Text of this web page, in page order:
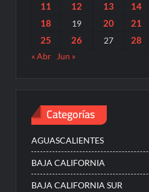
11
12 13 14
18 19 20 21
25 26 27 28
« Abr Jun »
Categorías
AGUASCALIENTES
BAJA CALIFORNIA
BAJA CALIFORNIA SUR